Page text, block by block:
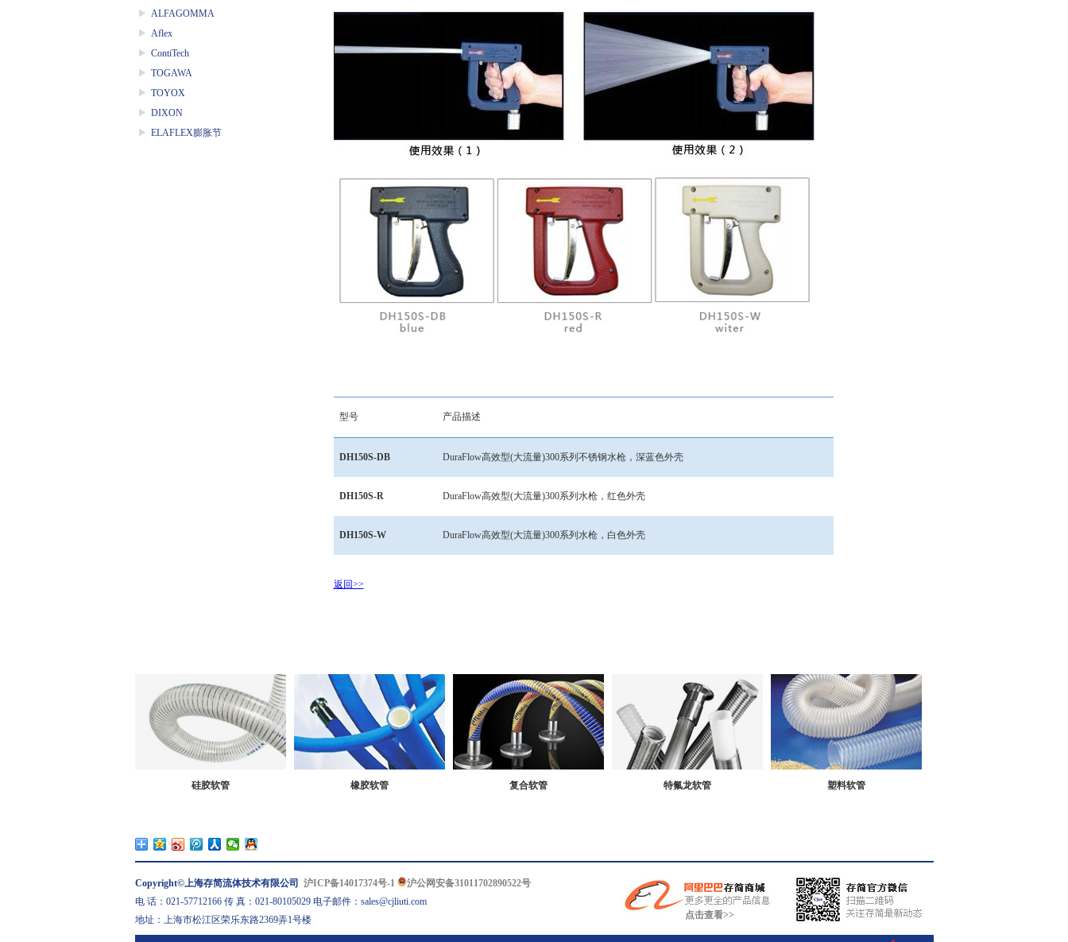
ALFAGOMMA
Aflex
ContiTech
TOGAWA
TOYOX
DIXON
ELAFLEX膨胀节
型号 产品描述
DH150S-DB DuraFlow高效型(大流量)300系列不锈钢水枪，深蓝色外壳
DH150S-R DuraFlow高效型(大流量)300系列水枪，红色外壳
DH150S-W DuraFlow高效型(大流量)300系列水枪，白色外壳
返回>>
硅胶软管 橡胶软管 复合软管 特氟龙软管 塑料软管
Copyright©上海存简流体技术有限公司 沪ICP备14017374号-1
沪公网安备31011702890522号
电 话：021-57712166 传 真：021-80105029 电子邮件：sales@cjliuti.com
地址：上海市松江区荣乐东路2369弄1号楼
点击查看>>